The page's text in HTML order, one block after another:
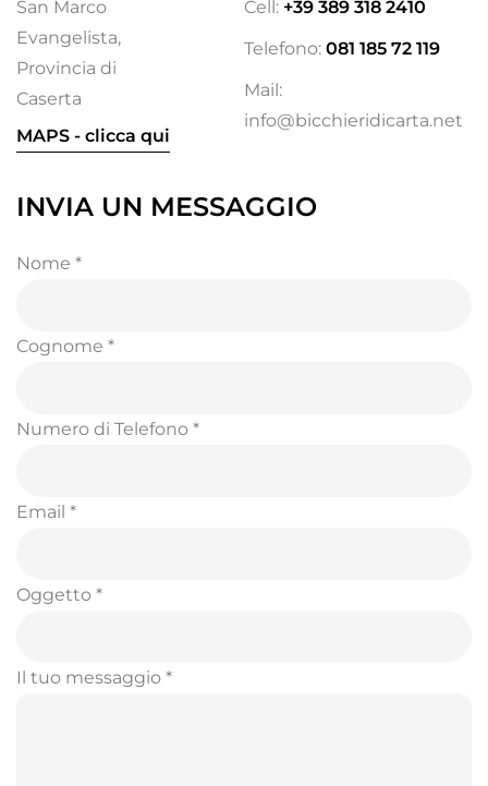
San Marco
Evangelista,
Provincia di
Caserta
MAPS - clicca qui
Cell: +39 389 318 2410
Telefono: 081 185 72 119
Mail:
info@bicchieridicarta.net
INVIA UN MESSAGGIO
Nome *
Cognome *
Numero di Telefono *
Email *
Oggetto *
Il tuo messaggio *